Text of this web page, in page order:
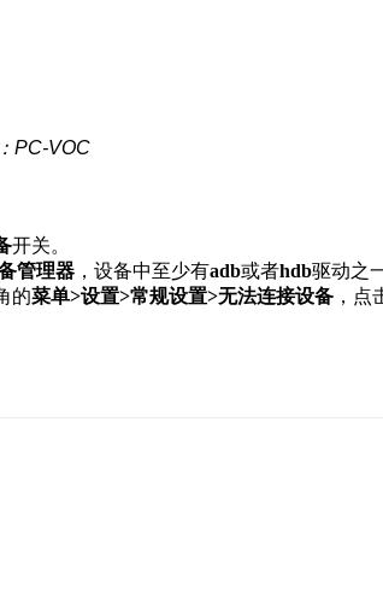
PC-VOC
开关。
管理器 ，设备中至少有adb或者hdb驱动之
的菜单>设置>常规设置>无法连接设备 ，点